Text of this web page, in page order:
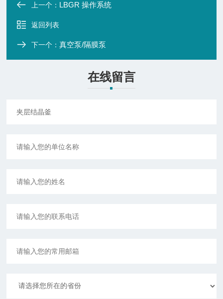
上一个： LBGR 操作系统
返回列表
下一个：真空泵/隔膜泵
在线留言